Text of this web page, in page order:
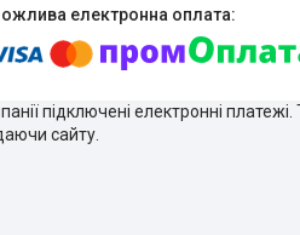
підключені електронні
сайту.